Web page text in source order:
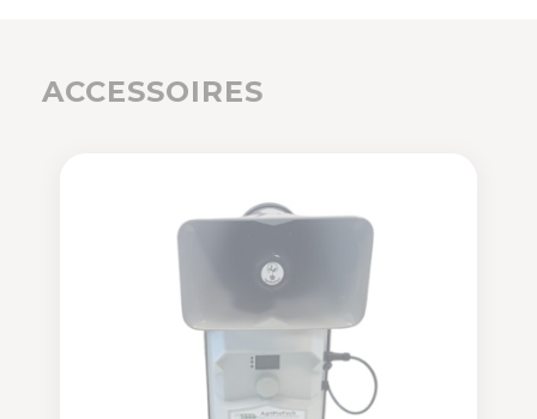
ACCESSOIRES